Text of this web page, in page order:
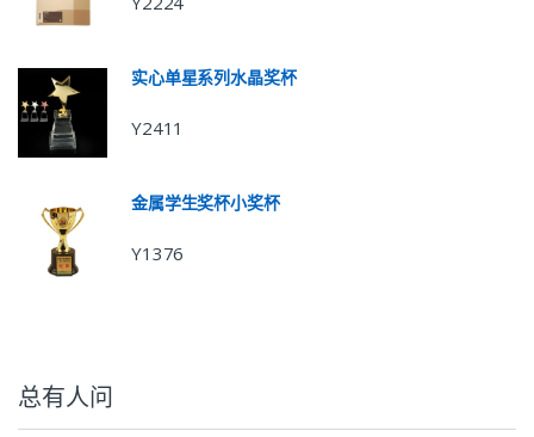
实心单星系列水晶奖杯
Y2411
金属学生奖杯小奖杯
Y1376
总有人问